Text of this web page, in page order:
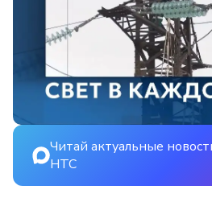
Читай актуальные
НТС